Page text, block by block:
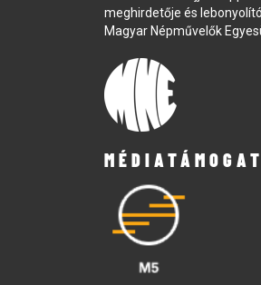
meghirdetője és
Magyar Népművelők